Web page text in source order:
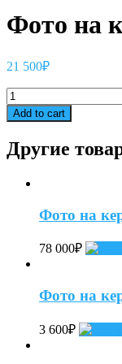
Фото на
21 500₽
Фото
на
керамике
35х50
quantity
Add to cart
Другие
Фото на
78 000₽
Фото на
3 600₽